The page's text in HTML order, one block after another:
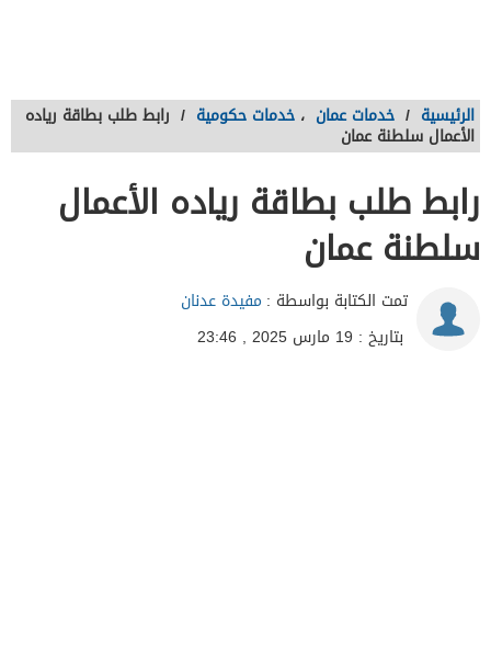
الرئيسية / خدمات عمان ، خدمات حكومية / رابط طلب بطاقة رياده
الأعمال سلطنة عمان
رابط طلب بطاقة رياده الأعمال
سلطنة عمان
تمت الكتابة بواسطة : مفيدة عدنان
بتاريخ : 19 مارس 2025 , 23:46